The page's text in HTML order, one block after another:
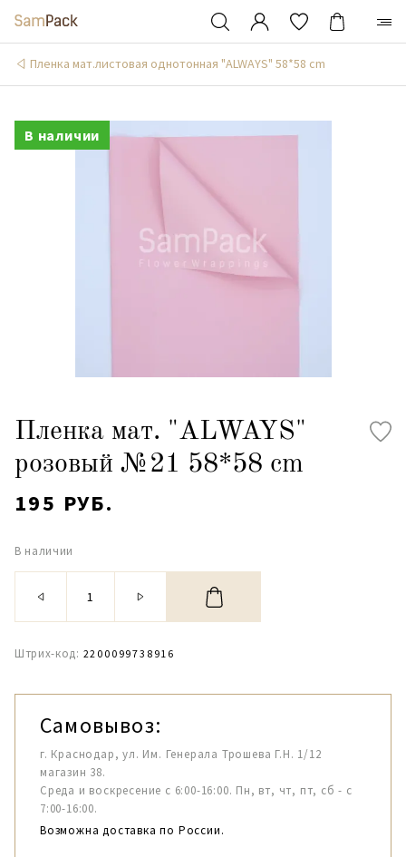
Пленка мат.листовая однотонная "ALWAYS" 58*58 cm
В наличии
Пленка мат. "ALWAYS"
розовый №21 58*58 cm
195 РУБ.
В наличии
Штрих-код: 2200099738916
Самовывоз:
г. Краснодар, ул. Им. Генерала Трошева Г.Н. 1/12
магазин 38.
Среда и воскресение с 6:00-16:00. Пн, вт, чт, пт, сб - с
7:00-16:00.
Возможна доставка по России.